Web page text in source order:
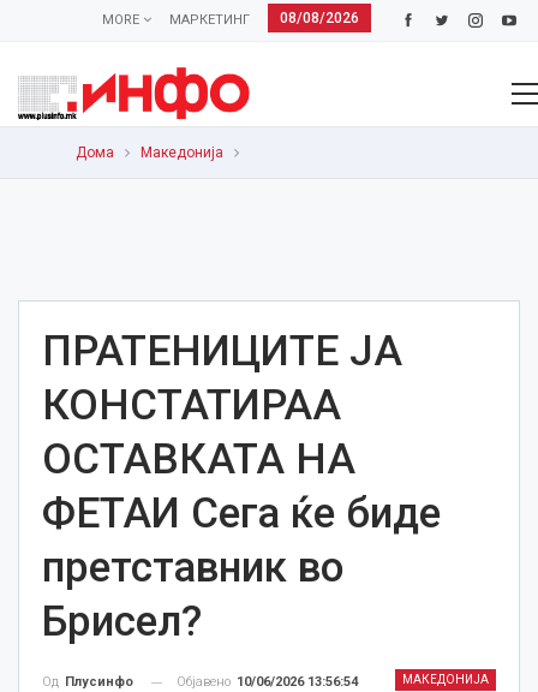
08/08/2026
МАРКЕТИНГ
MORE
Дома Македонија
ПРАТЕНИЦИТЕ ЈА
КОНСТАТИРАА
ОСТАВКАТА НА
ФЕТАИ Сега ќе биде
претставник во
Брисел?
МАКЕДОНИЈА
Од Плусинфо Објавено 10/06/2026 13:56:54